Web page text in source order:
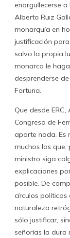
enorgullecerse
Alberto Ruiz
monarquía en
justificación
salvo la propia
monarca le
desprenderse
Fortuna.
Que desde
Congreso de
aporte nada. Es
muchos los que,
ministro siga
explicaciones
posible. De
círculos
naturaleza
sólo justificar,
señorías la dura